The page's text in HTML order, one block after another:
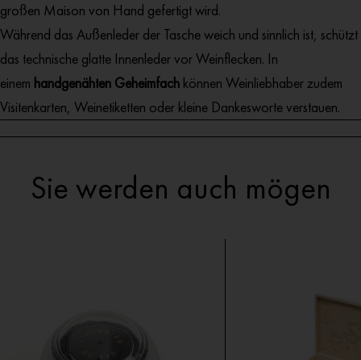
großen Maison von Hand gefertigt wird.
Während das Außenleder der Tasche weich und sinnlich ist, schützt
das technische glatte Innenleder vor Weinflecken. In
einem handgenähten Geheimfach können Weinliebhaber zudem
Visitenkarten, Weinetiketten oder kleine Dankesworte verstauen.
Sie werden auch mögen